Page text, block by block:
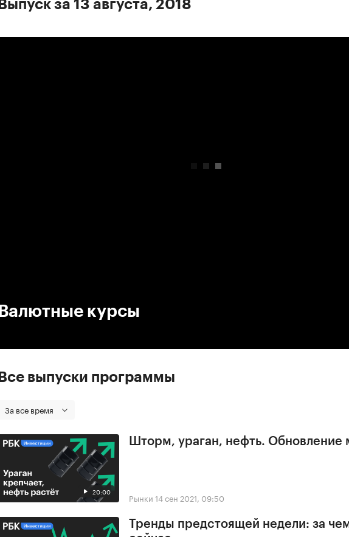
Выпуск за 13 августа, 2018
Валютные курсы
Все выпуски программы
За все время
20:00
Шторм, ураган, нефть. Обновление
Рынки 14 сен 2021, 09:50
Тренды предстоящей недели: за